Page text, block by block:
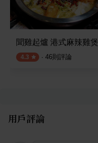
聞雞起爐 港式麻辣雞
4.3 · 46則評論
用戶評論